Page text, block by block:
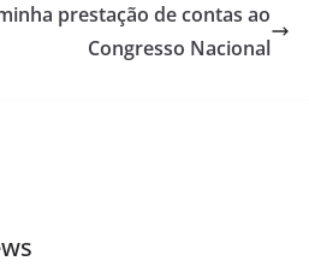
prestação de contas ao
Congresso Nacional